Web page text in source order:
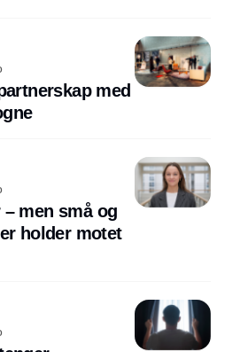
med
men små og
holder motet